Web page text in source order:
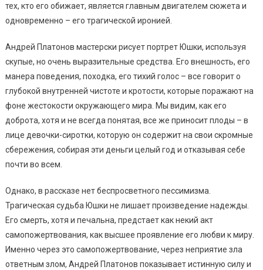
тех, кто его обижает, является главным двигателем сюжета и
одновременно – его трагической иронией.
Андрей Платонов мастерски рисует портрет Юшки, используя
скупые, но очень выразительные средства. Его внешность, его
манера поведения, походка, его тихий голос – все говорит о
глубокой внутренней чистоте и кротости, которые поражают на
фоне жестокости окружающего мира. Мы видим, как его
доброта, хотя и не всегда понятая, все же приносит плоды – в
лице девочки-сиротки, которую он содержит на свои скромные
сбережения, собирая эти деньги целый год и отказывая себе
почти во всем.
Однако, в рассказе нет беспросветного пессимизма.
Трагическая судьба Юшки не лишает произведение надежды.
Его смерть, хотя и печальна, предстает как некий акт
самопожертвования, как высшее проявление его любви к миру.
Именно через это самопожертвование, через неприятие зла
ответным злом, Андрей Платонов показывает истинную силу и